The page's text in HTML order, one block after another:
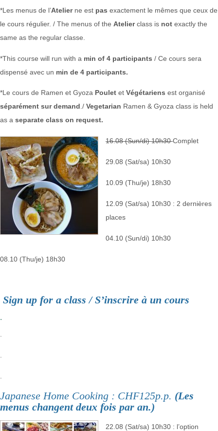
*Les menus de l’Atelierne est pas exactement le mêmes que ceux de
le cours régulier. / The menus of the Atelierclass is not exactly the
same as the regular classe.
*This course will run with a min of 4 participants / Ce cours sera
dispensé avec un min de 4 participants.
*Le cours de Ramen et Gyoza Poulet et Végétariens est organisé
séparément sur demand./ Vegetarian Ramen & Gyoza class is held
as a separate class on request.
16.08 (Sun/di) 10h30Complet
29.08 (Sat/sa) 10h30
10.09 (Thu/je) 18h30
12.09 (Sat/sa) 10h30 : 2 dernières
places
04.10 (Sun/di) 10h30
08.10 (Thu/je) 18h30
Sign up for a class / S’inscrire à un cours
.
Japanese Home Cooking : CHF125p.p. (Les
menus changent deux fois par an.)
22.08 (Sat/sa) 10h30 : l’option